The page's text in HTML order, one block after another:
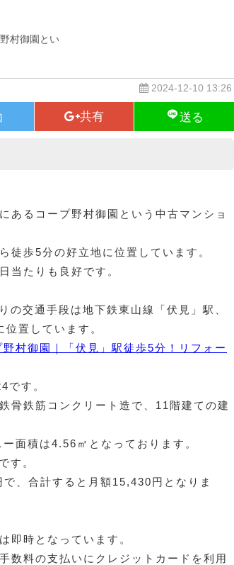
村御園とい
2024-12-10 13:26
あるコープ野村御園という中古マンショ
徒歩5分の好立地に位置しています。
当たりも良好です。
交通手段は地下鉄東山線「伏見」駅、
置しています。
村御園｜「伏見」駅徒歩5分！リフォー
です。
骨鉄筋コンクリート造で、11階建ての建
面積は4.56㎡となっております。
す。
、合計すると月額15,430円となりま
即時となっています。
数料の支払いにクレジットカードを利用